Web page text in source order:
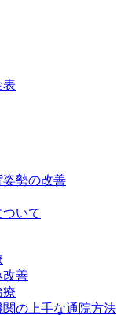
表
勢の改善
いて
改善
療
の上手な通院方法